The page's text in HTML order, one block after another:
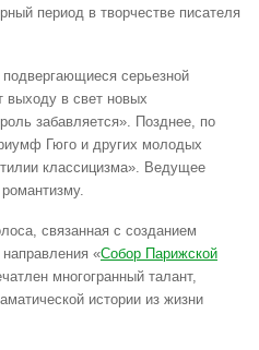
период в творчестве писателя
серьезной
выходу в свет новых
забавляется». Позднее, по
Гюго и других молодых
классицизма». Ведущее
связанная с созданием
направления «Собор Парижской
многогранный талант,
истории из жизни